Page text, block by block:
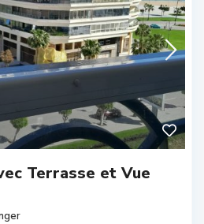
Terrasse et Vue